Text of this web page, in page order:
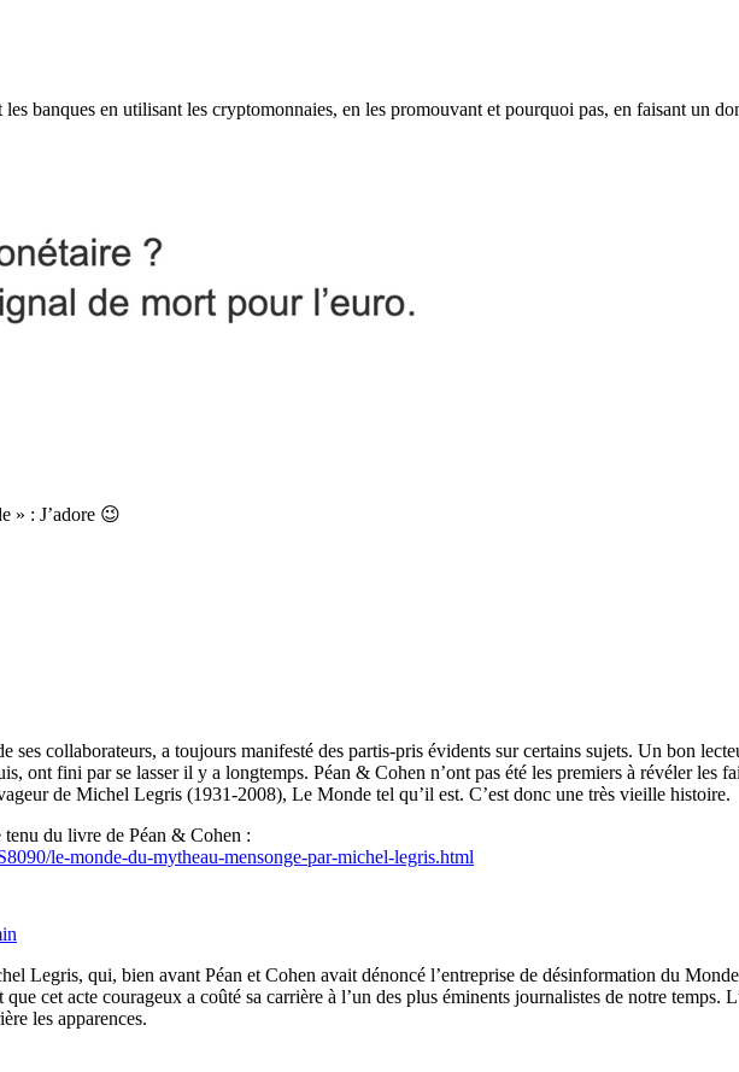
banques en utilisant les cryptomonnaies, en les promouvant et pourquoi pas, en faisant un
» : J’adore 😉
collaborateurs, a toujours manifesté des partis-pris évidents sur certains sujets. Un bon
ont fini par se lasser il y a longtemps. Péan & Cohen n’ont pas été les premiers à révéler les
de Michel Legris (1931-2008), Le Monde tel qu’il est. C’est donc une très vieille histoire.
du livre de Péan & Cohen :
le-monde-du-mytheau-mensonge-par-michel-legris.html
Legris, qui, bien avant Péan et Cohen avait dénoncé l’entreprise de désinformation du
cet acte courageux a coûté sa carrière à l’un des plus éminents journalistes de notre temps.
les apparences.